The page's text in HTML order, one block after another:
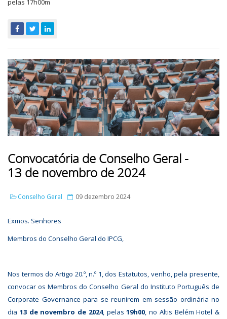
pelas 17h00m
Convocatória de Conselho Geral -
13 de novembro de 2024
Conselho Geral 09 dezembro 2024
Exmos. Senhores
Membros do Conselho Geral do IPCG,
Nos termos do Artigo 20.º, n.º 1, dos Estatutos, venho, pela presente,
convocar os Membros do Conselho Geral do Instituto Português de
Corporate Governance para se reunirem em sessão ordinária no
dia 13 de novembro de 2024, pelas19h00, no Altis Belém Hotel &